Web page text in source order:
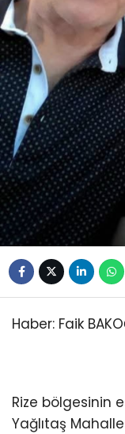
Haber: Faik
Rize bölgesinin
Yağlıtaş